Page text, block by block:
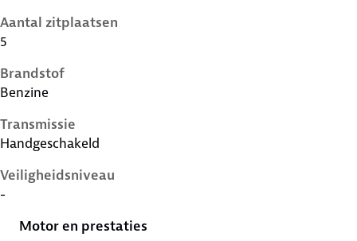
Aantal zitplaatsen
5
Brandstof
Benzine
Transmissie
Handgeschakeld
Veiligheidsniveau
-
Motor en prestaties